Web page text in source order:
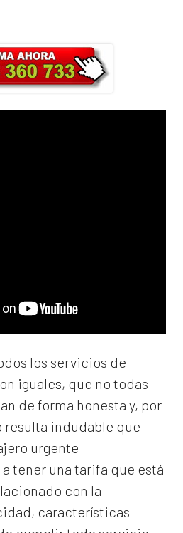
los servicios de
iguales, que no todas
de forma honesta y, por
resulta indudable que
urgente
tener una tarifa que está
con la
características